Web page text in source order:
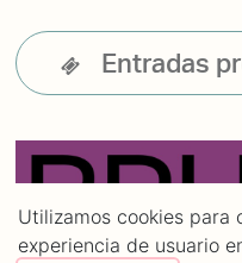
Entradas
Utilizamos cookies para
experiencia de usuario